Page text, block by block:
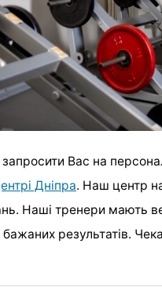
Вас на
Дніпра. Наш центр
Наші тренери мають
бажаних результатів.